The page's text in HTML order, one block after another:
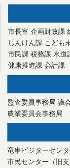
市長室 企画財政課
じんけん課 こども
市民課 税務課 水道
健康推進課 会計課
監査委員事務局 議
農業委員会事務局
竜串ビジターセン
市民センター（旧支